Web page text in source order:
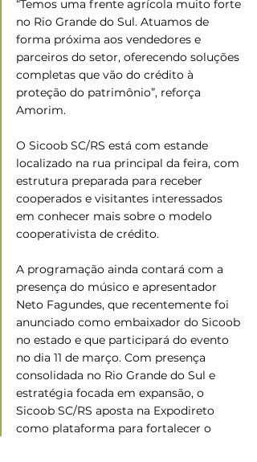
“Temos uma frente agrícola muito forte
no Rio Grande do Sul. Atuamos de
forma próxima aos vendedores e
parceiros do setor, oferecendo soluções
completas que vão do crédito à
proteção do patrimônio”, reforça
Amorim.
O Sicoob SC/RS está com estande
localizado na rua principal da feira, com
estrutura preparada para receber
cooperados e visitantes interessados
em conhecer mais sobre o modelo
cooperativista de crédito.
A programação ainda contará com a
presença do músico e apresentador
Neto Fagundes, que recentemente foi
anunciado como embaixador do Sicoob
no estado e que participará do evento
no dia 11 de março. Com presença
consolidada no Rio Grande do Sul e
estratégia focada em expansão, o
Sicoob SC/RS aposta na Expodireto
como plataforma para fortalecer o